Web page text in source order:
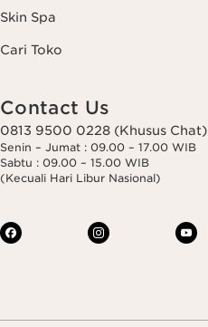
Skin Spa
Cari Toko
Contact Us
0813 9500 0228 (Khusus Chat)
Senin – Jumat : 09.00 – 17.00 WIB
Sabtu : 09.00 – 15.00 WIB
(Kecuali Hari Libur Nasional)